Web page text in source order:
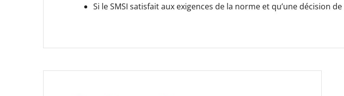
Si le SMSI satisfait aux exigences de la norme et qu’une décision